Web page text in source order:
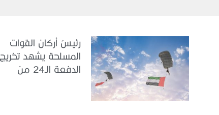
رئيسُ أركان القوات
المسلحة يشهد تخريج
الدفعة الـ24 من